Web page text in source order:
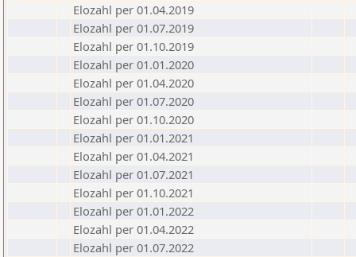
Elozahl per 01.04.2019
Elozahl per 01.07.2019
Elozahl per 01.10.2019
Elozahl per 01.01.2020
Elozahl per 01.04.2020
Elozahl per 01.07.2020
Elozahl per 01.10.2020
Elozahl per 01.01.2021
Elozahl per 01.04.2021
Elozahl per 01.07.2021
Elozahl per 01.10.2021
Elozahl per 01.01.2022
Elozahl per 01.04.2022
Elozahl per 01.07.2022